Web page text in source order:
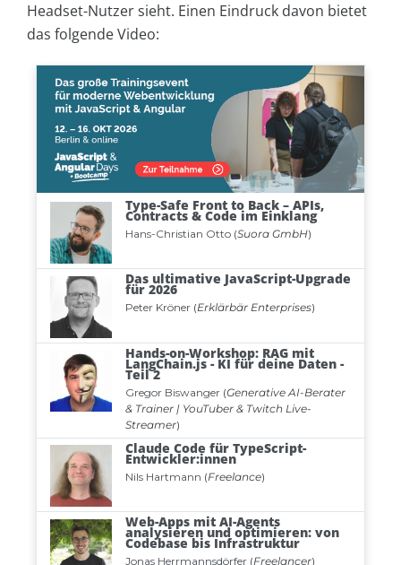
Headset-Nutzer sieht. Einen Eindruck davon bietet
das folgende Video: